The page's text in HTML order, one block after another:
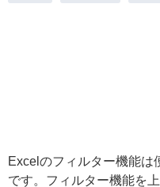
Excelのフィルター機能は
です。フィルター機能を